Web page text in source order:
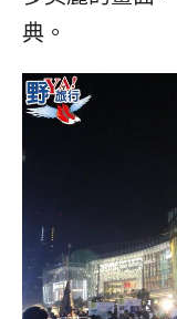
典。